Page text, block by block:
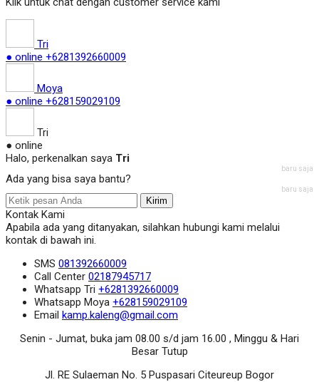
Tri
● online +6281392660009
Moya
● online +628159029109
Tri
● online
Halo, perkenalkan saya Tri
baru saja
Ada yang bisa saya bantu?
baru saja
Kirim
Kontak Kami
Apabila ada yang ditanyakan, silahkan hubungi kami melalui
kontak di bawah ini.
SMS 081392660009
Call Center 02187945717
Whatsapp Tri +6281392660009
Whatsapp Moya +628159029109
Email kamp.kaleng@gmail.com
Senin - Jumat, buka jam 08.00 s/d jam 16.00 , Minggu & Hari
Besar Tutup
Jl. RE Sulaeman No. 5 Puspasari Citeureup Bogor